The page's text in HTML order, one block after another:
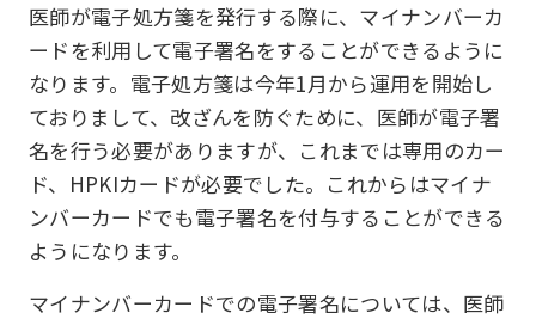
医師が電子処方箋を発行する際に、マイナンバーカ
ードを利用して電子署名をすることができるように
なります。電子処方箋は今年1月から運用を開始し
ておりまして、改ざんを防ぐために、医師が電子署
名を行う必要がありますが、これまでは専用のカー
ド、HPKIカードが必要でした。これからはマイナ
ンバーカードでも電子署名を付与することができる
ようになります。
マイナンバーカードでの電子署名については、医師